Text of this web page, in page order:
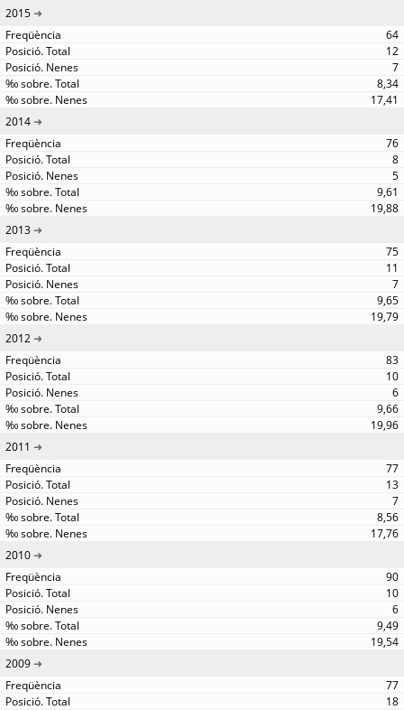
2015
64
12
7
8,34
17,41
2014
76
8
5
9,61
19,88
2013
75
11
7
9,65
19,79
2012
83
10
6
9,66
19,96
2011
77
13
7
8,56
17,76
2010
90
10
6
9,49
19,54
2009
77
18